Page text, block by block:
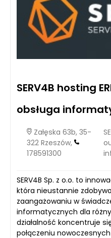
SERV4B hosting
obsługa
Załęska 63b, 35-
322 Rzeszów,
178591300
SERV4B Sp. z o.o. to
która nieustannie
zaangażowaniu w
informatycznych dla
działalność koncentruje
połączeniu